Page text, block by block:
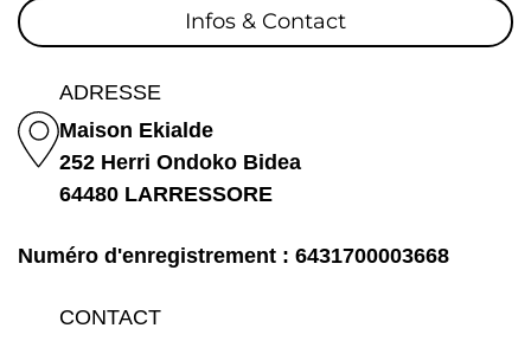
Infos & Contact
ADRESSE
Maison Ekialde
252 Herri Ondoko Bidea
64480 LARRESSORE
Numéro d'enregistrement : 6431700003668
CONTACT